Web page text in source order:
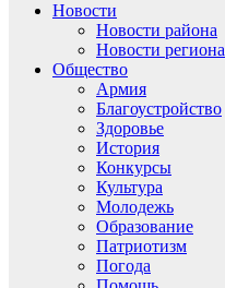
Новости
Новости района
Новости региона
Общество
Армия
Благоустройство
Здоровье
История
Конкурсы
Культура
Молодежь
Образование
Патриотизм
Погода